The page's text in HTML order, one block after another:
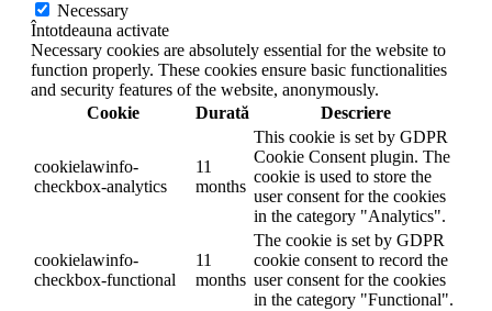
Necessary
Întotdeauna activate
Necessary cookies are absolutely essential for the website to
function properly. These cookies ensure basic functionalities
and security features of the website, anonymously.
Cookie
Durată Descriere
cookielawinfo-
checkbox-analytics
11
months
This cookie is set by GDPR
Cookie Consent plugin. The
cookie is used to store the
user consent for the cookies
in the category "Analytics".
cookielawinfo-
checkbox-functional
11
months
The cookie is set by GDPR
cookie consent to record the
user consent for the cookies
in the category "Functional".